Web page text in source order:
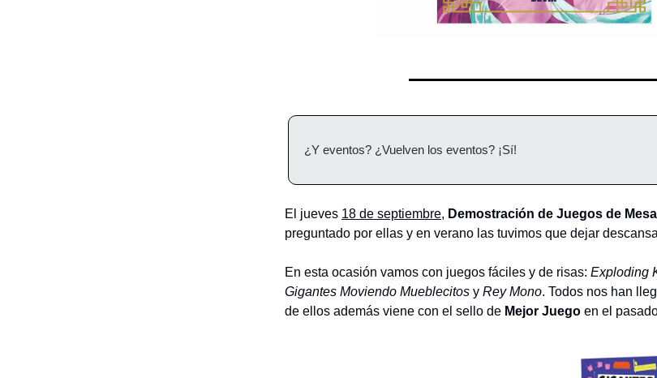
¿Y eventos? ¿Vuelven los eventos? ¡Sí!
El jueves 18 de septiembre, Demostración de Juegos de Mesa
preguntado por ellas y en verano las tuvimos que dejar
En esta ocasión vamos con juegos fáciles y de risas: Exploding
Gigantes Moviendo Mueblecitos y Rey Mono. Todos nos han
de ellos además viene con el sello de Mejor Juego en el